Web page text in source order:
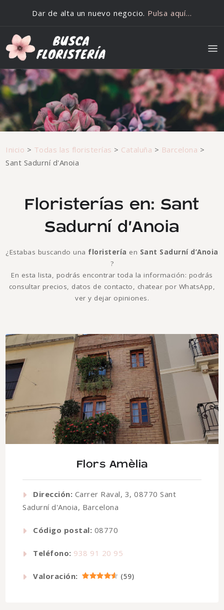
Dar de alta un nuevo negocio. Pulsa aquí…
Inicio > Todas las floristerías > Cataluña > Barcelona >
Sant Sadurní d'Anoia
Floristerías en: Sant
Sadurní d’Anoia
¿Estabas buscando una floristería en Sant Sadurní d’Anoia
?
En esta lista, podrás encontrar toda la información: podrás
consultar precios, datos de contacto, chatear por WhatsApp,
ver y dejar opiniones.
Flors Amèlia
Dirección: Carrer Raval, 3, 08770 Sant
Sadurní d'Anoia, Barcelona
Código postal: 08770
Teléfono: 938 91 20 95
Valoración: (59)